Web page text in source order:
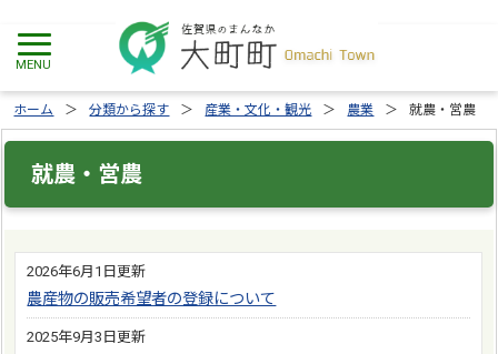
ホーム 分類から探す 産業・文化・観光 農業 就農・営農
就農・営農
2026年6月1日更新
農産物の販売希望者の登録について
2025年9月3日更新